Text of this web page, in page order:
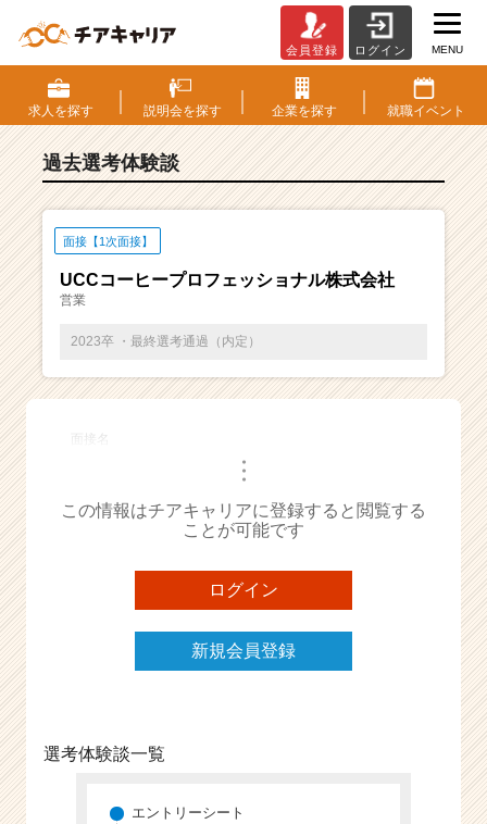
S・
選
考
験
ベ
チ
ー・
成
ら
ス
ト
が
届
く
チ
会員登録 ログイン MENU
求人を探す 説明会を探す 企業を探す 就職イベント
過去選考体験談
面接【1次面接】
UCCコーヒープロフェッショナル株式会社
営業
2023卒 ・最終選考通過（内定）
面接名
・・・
この情報はチアキャリアに登録すると閲覧する
ことが可能です
ログイン
新規会員登録
選考体験談一覧
エントリーシート